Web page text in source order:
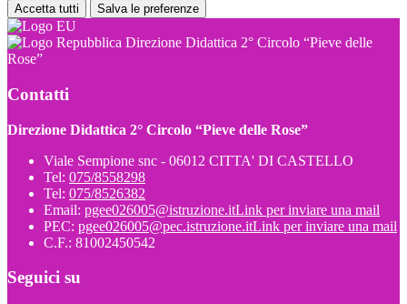
Accetta tutti Salva le preferenze
Direzione Didattica 2° Circolo “Pieve delle
Rose”
Contatti
Direzione Didattica 2° Circolo “Pieve delle Rose”
Viale Sempione snc - 06012 CITTA' DI CASTELLO
Tel: 075/8558298
Tel: 075/8526382
Email: pgee026005@istruzione.itLink per inviare una mail
PEC: pgee026005@pec.istruzione.itLink per inviare una mail
C.F.: 81002450542
Seguici su